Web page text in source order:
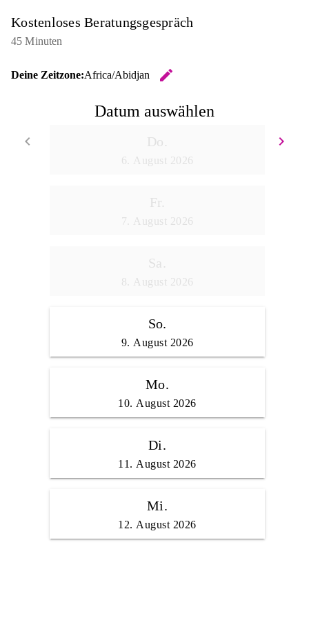
Kostenloses Beratungsgespräch
45 Minuten
Deine Zeitzone:Africa/Abidjan
edit
Datum auswählen
keyboard_arrow_left
keyboard_arrow_right
Do.
6. August 2026
Fr.
7. August 2026
Sa.
8. August 2026
So.
9. August 2026
Mo.
10. August 2026
Di.
11. August 2026
Mi.
12. August 2026